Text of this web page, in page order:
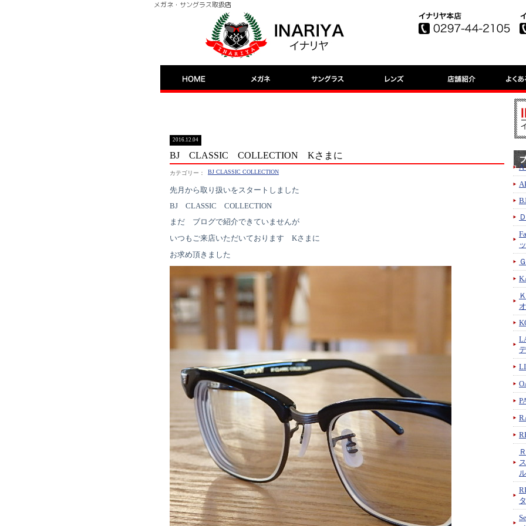
メガネ・サングラス取扱店
BJ CLASSIC COLLECTION Kさまに
2016.12.04
BJ CLASSIC COLLECTION
先月から取り扱いをスタートしました
BJ CLASSIC COLLECTION
まだ ブログで紹介できていませんが
いつもご来店いただいております Kさまに
お求め頂きました
ル